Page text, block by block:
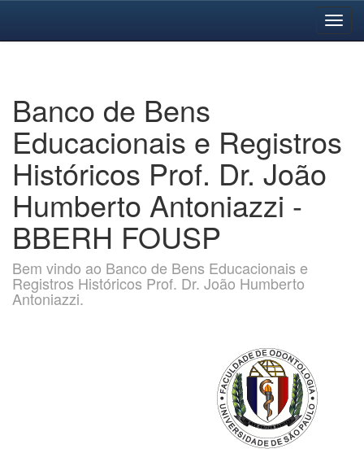
Banco de Bens
Educacionais e Registros
Históricos Prof. Dr. João
Humberto Antoniazzi -
BBERH FOUSP
Bem vindo ao Banco de Bens Educacionais e
Registros Históricos Prof. Dr. João Humberto
Antoniazzi.